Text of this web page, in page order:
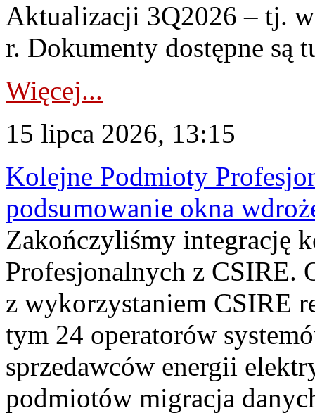
Aktualizacji 3Q2026 – tj.
r. Dokumenty dostępne są
Więcej...
15 lipca 2026, 13:15
Kolejne Podmioty
podsumowanie okna
Zakończyliśmy integrację
Profesjonalnych z CSIRE.
z wykorzystaniem CSIRE
tym 24 operatorów
sprzedawców energii
podmiotów migracja